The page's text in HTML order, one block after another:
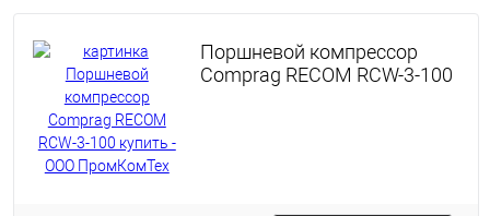
Поршневой компрессор
Comprag RECOM RCW-3-100